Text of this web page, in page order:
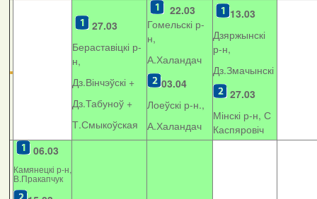
27.03
Бераставіцкі р-
н,
Дз.Вінчэўскі +
Дз.Табуноў +
Т.Смыкоўская
22.03
Гомельскі р-
н,
А.Халандач
03.04
Лоеўскі р-н.,
А.Халандач
13.03
Дзяржынскі
р-н,
Дз.Змачынскі
27.03
Мінскі р-н, С
Каспяровіч
06.03
Камянецкі р-н,
В.Пракапчук